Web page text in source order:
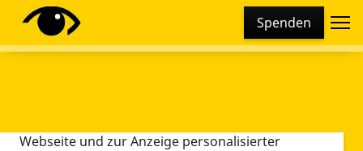
Spenden
Diese Webseite setzt verschiedene Cookies und
Tracking-Tools ein. Dies beinhaltet Cookies und
Webseite und zur Anzeige personalisierter